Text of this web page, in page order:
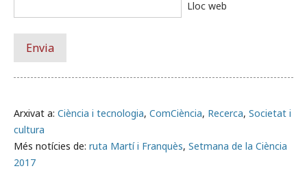
Arxivat a: Ciència i tecnologia, ComCiència, Recerca, Societat i
cultura
Més notícies de: ruta Martí i Franquès, Setmana de la Ciència
2017
Lloc web